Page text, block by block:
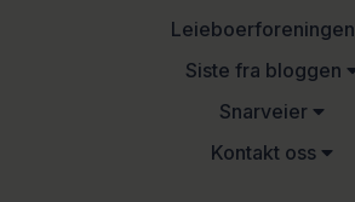
Leieboerforeningen
Siste fra bloggen
Snarveier
Kontakt oss